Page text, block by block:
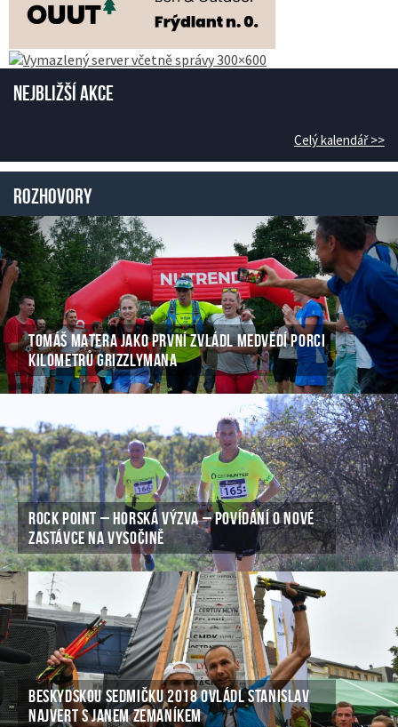
Nejbližší akce
Celý kalendář >>
Rozhovory
TOMÁŠ MATERA JAKO PRVNÍ ZVLÁDL MEDVĚDÍ PORCI
KILOMETRŮ GRIZZLYMANA
ROCK POINT – HORSKÁ VÝZVA – POVÍDÁNÍ O NOVÉ
ZASTÁVCE NA VYSOČINĚ
BESKYDSKOU SEDMIČKU 2018 OVLÁDL STANISLAV
NAJVERT S JANEM ZEMANÍKEM